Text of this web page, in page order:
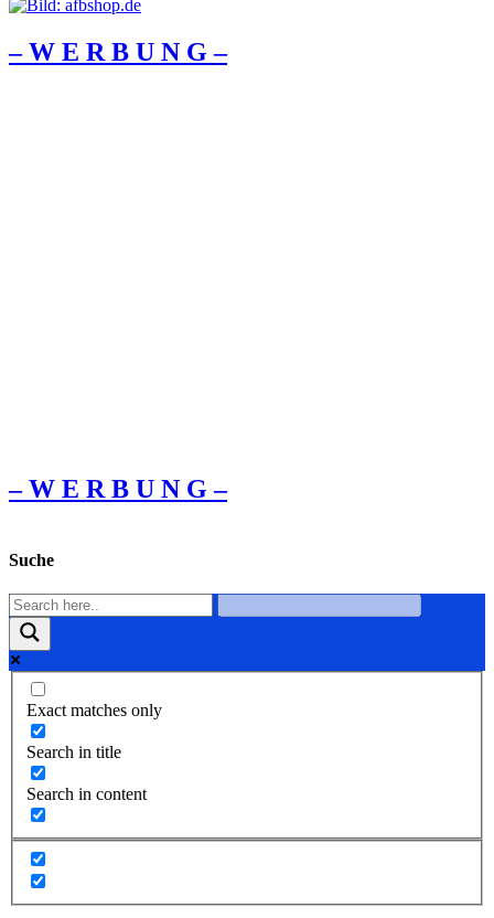
– W Ε R Β U Ν G –
– W Ε R Β U Ν G –
Suche
Exact matches only
Search in title
Search in content